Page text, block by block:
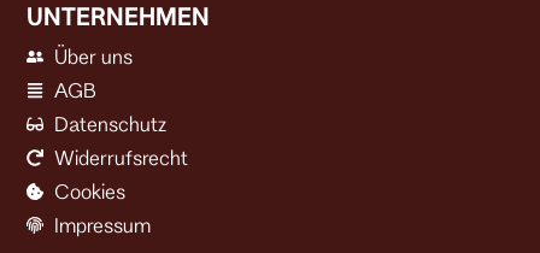
UNTERNEHMEN
Über uns
AGB
Datenschutz
Widerrufsrecht
Cookies
Impressum